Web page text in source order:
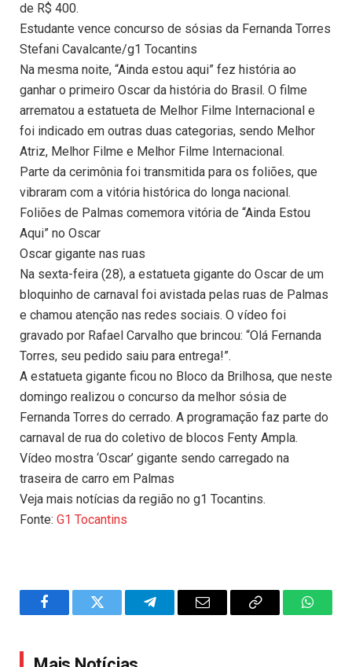
de R$ 400.
Estudante vence concurso de sósias da Fernanda Torres
Stefani Cavalcante/g1 Tocantins
Na mesma noite, “Ainda estou aqui” fez história ao
ganhar o primeiro Oscar da história do Brasil. O filme
arrematou a estatueta de Melhor Filme Internacional e
foi indicado em outras duas categorias, sendo Melhor
Atriz, Melhor Filme e Melhor Filme Internacional.
Parte da cerimônia foi transmitida para os foliões, que
vibraram com a vitória histórica do longa nacional.
Foliões de Palmas comemora vitória de “Ainda Estou
Aqui” no Oscar
Oscar gigante nas ruas
Na sexta-feira (28), a estatueta gigante do Oscar de um
bloquinho de carnaval foi avistada pelas ruas de Palmas
e chamou atenção nas redes sociais. O vídeo foi
gravado por Rafael Carvalho que brincou: “Olá Fernanda
Torres, seu pedido saiu para entrega!”.
A estatueta gigante ficou no Bloco da Brilhosa, que neste
domingo realizou o concurso da melhor sósia de
Fernanda Torres do cerrado. A programação faz parte do
carnaval de rua do coletivo de blocos Fenty Ampla.
Vídeo mostra ‘Oscar’ gigante sendo carregado na
traseira de carro em Palmas
Veja mais notícias da região no g1 Tocantins.
Fonte: G1 Tocantins
FacebookTwitter TelegramEmail
Copy